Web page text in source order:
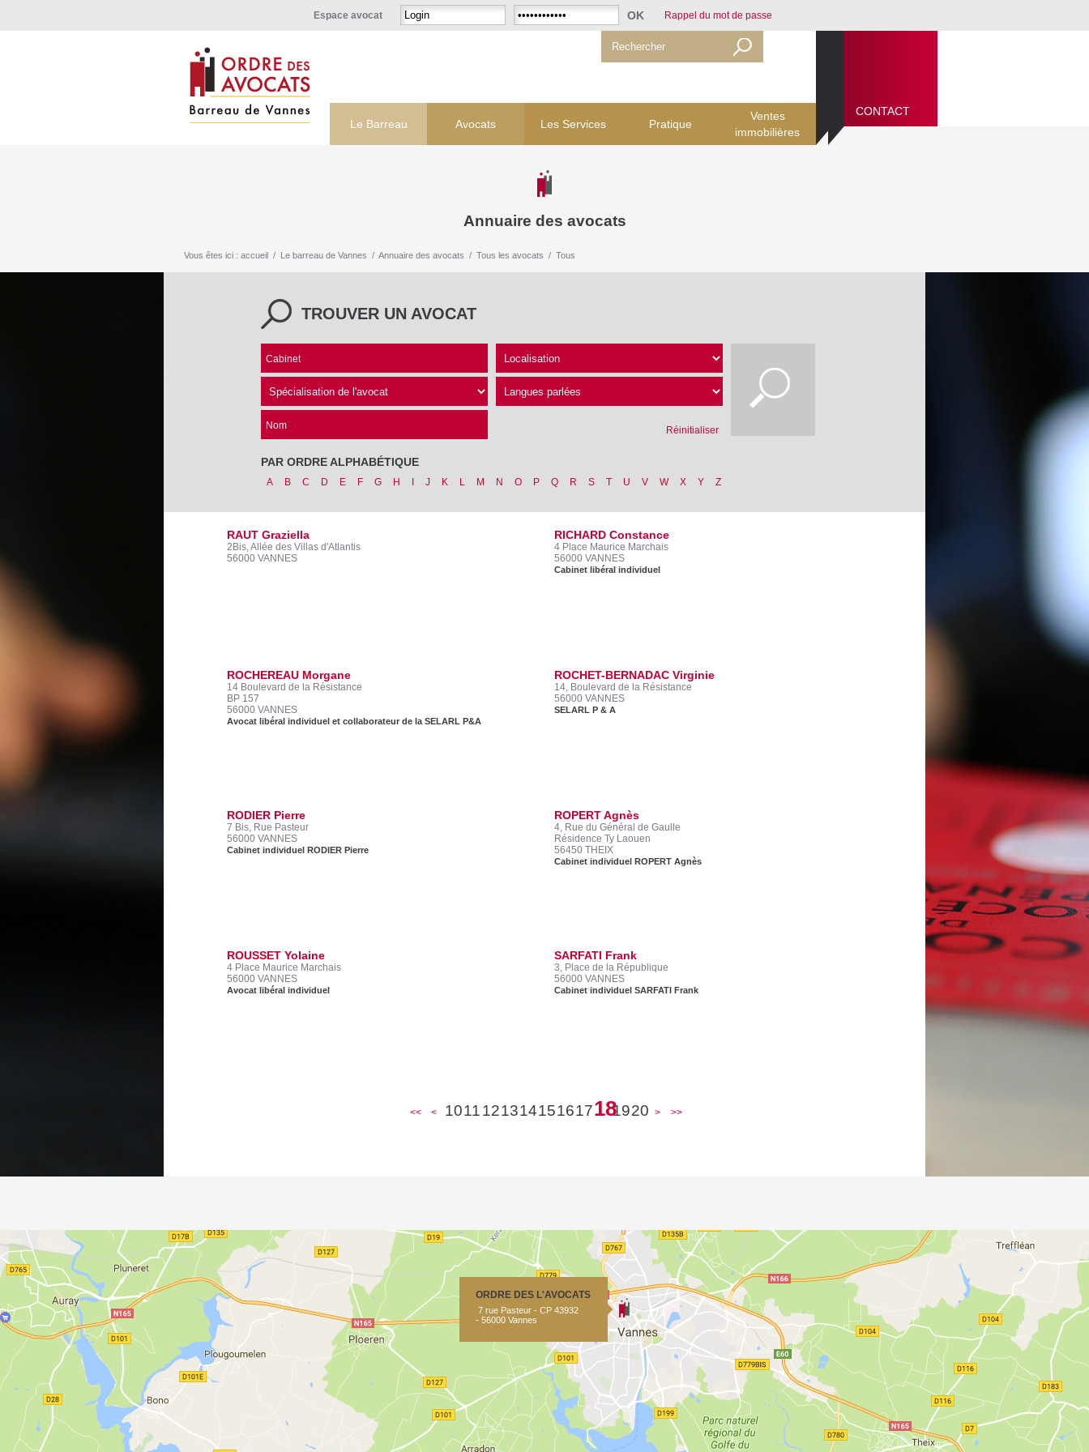
CONTACT
Espace avocat Rappel du mot de passe
Le Barreau Avocats Les Services Pratique
Ventes
immobilières
CONTACT
Vous êtes ici : accueil / Le barreau de Vannes / Annuaire des avocats / Tous les avocats / Tous
TROUVER UN AVOCAT
Cabinet
Nom Réinitialiser
PAR ORDRE ALPHABÉTIQUE
A B C D E F G H J K L M N O P Q R S T U V W X Y Z
Annuaire des avocats
RAUT Graziella
2Bis, Allée des Villas d'Atlantis
56000 VANNES
RICHARD Constance
4 Place Maurice Marchais
56000 VANNES
Cabinet libéral individuel
ROCHEREAU Morgane
14 Boulevard de la Résistance
BP 157
56000 VANNES
Avocat libéral individuel et collaborateur de la SELARL P&A
ROCHET-BERNADAC Virginie
14, Boulevard de la Résistance
56000 VANNES
SELARL P & A
RODIER Pierre
7 Bis, Rue Pasteur
56000 VANNES
Cabinet individuel RODIER Pierre
ROPERT Agnès
4, Rue du Général de Gaulle
Résidence Ty Laouen
56450 THEIX
Cabinet individuel ROPERT Agnès
ROUSSET Yolaine
4 Place Maurice Marchais
56000 VANNES
Avocat libéral individuel
SARFATI Frank
3, Place de la République
56000 VANNES
Cabinet individuel SARFATI Frank
<< < 1011121314151617181920 > >>
ORDRE DES L'AVOCATS
7 rue Pasteur - CP 43932
- 56000 Vannes